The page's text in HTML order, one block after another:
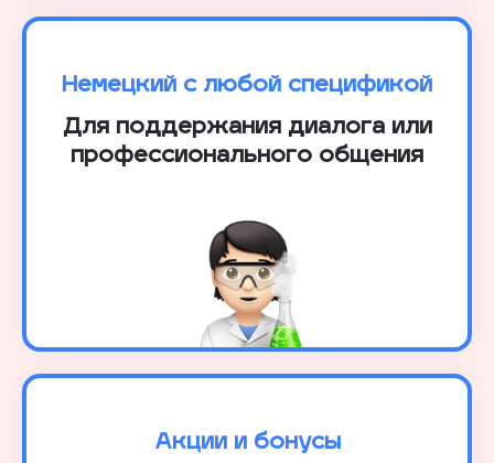
Немецкий с любой спецификой
Для поддержания диалога или
профессионального общения
Акции и бонусы